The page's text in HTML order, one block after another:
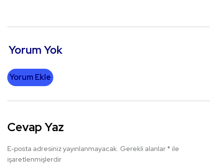
Yorum Yok
Yorum Ekle
Cevap Yaz
E-posta adresiniz yayınlanmayacak. Gerekli alanlar * ile
işaretlenmişlerdir